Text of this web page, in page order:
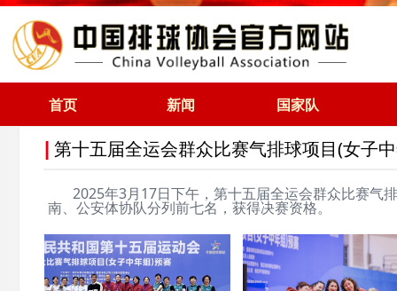
首页 新闻 国家队
| 第十五届全运会群众比赛气排球项目(女子
2025年3月17日下午，第十五届全运会群众比赛气
南、公安体协队分列前七名，获得决赛资格。